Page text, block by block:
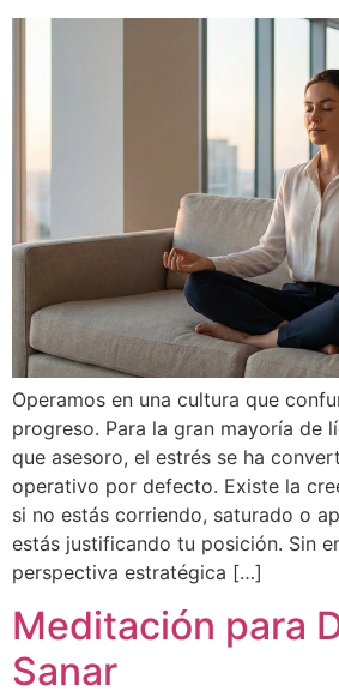
Operamos en una cultura que
progreso. Para la gran mayoría de
que asesoro, el estrés se ha
operativo por defecto. Existe la
si no estás corriendo, saturado o
estás justificando tu posición. Sin
perspectiva estratégica […]
Meditación para
Sanar